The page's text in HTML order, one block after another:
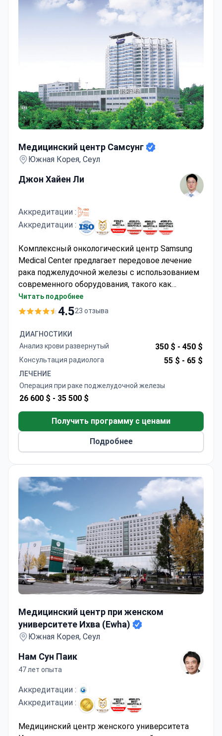
Медицинский центр Самсунг
Южная Корея, Сеул
Джон Хайен Ли
Аккредитации :
Аккредитации :
Комплексный онкологический центр Samsung
Medical Center предлагает передовое лечение
рака поджелудочной железы с использованием
современного оборудования, такого как
хирургическая система Da Vinci и лучевая
терапия IGRT. Стоимость лечения может
Профессор Чон Гюн Ли, ведущий
гастроэнтеролог, специализирующийся на раке
поджелудочной железы, прошел обучение в
Калифорнийском университете. Больница имеет
аккредитацию президентского уровня и
располагает специализированными
онкологическими отделениями.
Читать подробнее
4.523 отзыва
ДИАГНОСТИКИ
Анализ крови развернутый
350 $ - 450 $
Консультация радиолога 55 $ - 65 $
ЛЕЧЕНИЕ
Операция при раке поджелудочной железы
26 600 $ - 35 500 $
Получить программу с ценами
Подробнее
Медицинский центр при женском
университете Ихва (Ewha)
Южная Корея, Сеул
Нам Сун Паик
47 лет опыта
Аккредитации :
Аккредитации :
Медицинский центр женского университета